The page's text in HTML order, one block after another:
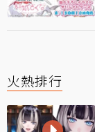
火熱排行